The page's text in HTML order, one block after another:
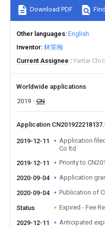
Download PDF
Other languages English
Inventor 林荣梅
Current Assignee
Yantai
Worldwide applications
2019
CN
Application
2019-12-11
Application
Co ltd
2019-12-11
Priority to
2020-09-04 Application
2020-09-04 Publication of
Status Expired - Fee
2029-12-11 Anticipated